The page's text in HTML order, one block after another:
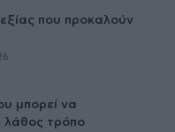
που προκαλούν
μπορεί να
λάθος τρόπο